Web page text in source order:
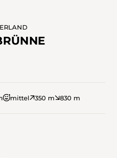
mittel 350 m 830 m